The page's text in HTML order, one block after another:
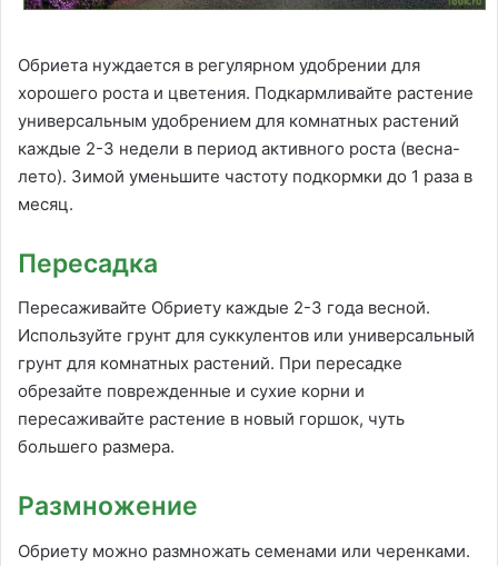
Обриета нуждается в регулярном удобрении для
хорошего роста и цветения. Подкармливайте растение
универсальным удобрением для комнатных растений
каждые 2-3 недели в период активного роста (весна-
лето). Зимой уменьшите частоту подкормки до 1 раза в
месяц.
Пересадка
Пересаживайте Обриету каждые 2-3 года весной.
Используйте грунт для суккулентов или универсальный
грунт для комнатных растений. При пересадке
обрезайте поврежденные и сухие корни и
пересаживайте растение в новый горшок, чуть
большего размера.
Размножение
Обриету можно размножать семенами или черенками.